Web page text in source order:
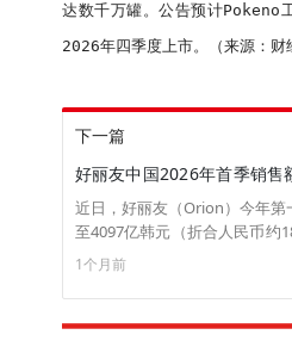
达数千万罐。公告预计Pokeno
2026年四季度上市。（来源：财
下一篇
好丽友中国2026年首季销售
近日，好丽友（Orion）今年
至4097亿韩元（折合人民币约
逾20%，成为业绩增长主要动
华出口额同比增长超90%。 ​​​（
1个月前